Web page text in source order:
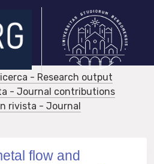
- Research output
- Journal contributions
rivista - Journal
flow and